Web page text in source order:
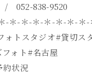
/ 052-838-9520
-＊-＊-＊-＊-＊-＊-＊-
ォトスタジオ#貸切ス
ォト#名古屋
約状況